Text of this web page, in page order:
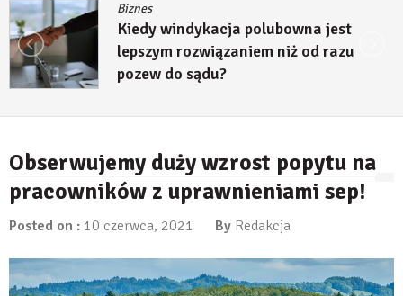
Biznes
Kiedy windykacja polubowna jest
lepszym rozwiązaniem niż od razu
pozew do sądu?
Obserwujemy duży wzrost popytu na
pracowników z uprawnieniami sep!
Posted on : 10 czerwca, 2021 By Redakcja